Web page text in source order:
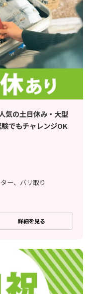
気の土日休み・大型
でもチャレンジOK
ー、バリ取り
詳細を見る